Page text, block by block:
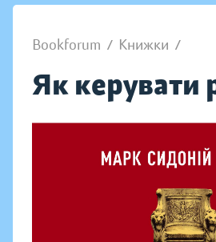
Bookforum / Книжки /
Як керувати